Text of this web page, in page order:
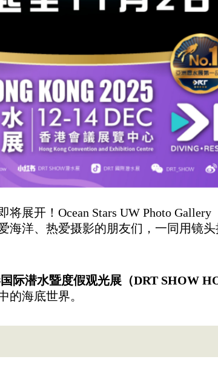
展开！Ocean Stars UW Photo
海洋、热爱摄影的朋友们，一同用镜
际潜水暨度假观光展（DRT SHOW
的海底世界。